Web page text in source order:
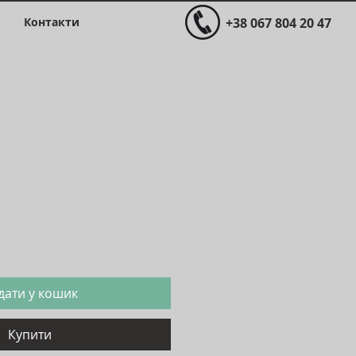
Контакти +38 067 804 20 47
у кошик
Купити